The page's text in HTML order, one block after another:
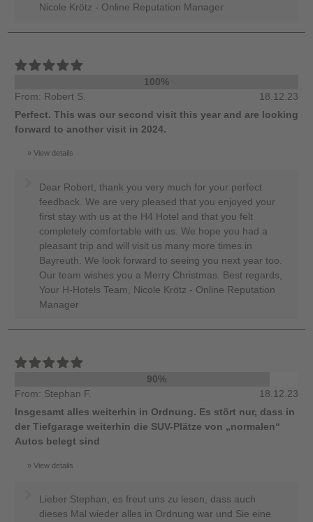
Nicole Krötz - Online Reputation Manager
100%
From: Robert S.
18.12.23
Perfect. This was our second visit this year and are looking
forward to another visit in 2024.
View details
Dear Robert, thank you very much for your perfect
feedback. We are very pleased that you enjoyed your
first stay with us at the H4 Hotel and that you felt
completely comfortable with us. We hope you had a
pleasant trip and will visit us many more times in
Bayreuth. We look forward to seeing you next year too.
Our team wishes you a Merry Christmas. Best regards,
Your H-Hotels Team, Nicole Krötz - Online Reputation
Manager
90%
From: Stephan F.
18.12.23
Insgesamt alles weiterhin in Ordnung. Es stört nur, dass in
der Tiefgarage weiterhin die SUV-Plätze von „normalen“
Autos belegt sind
View details
Lieber Stephan, es freut uns zu lesen, dass auch
dieses Mal wieder alles in Ordnung war und Sie eine